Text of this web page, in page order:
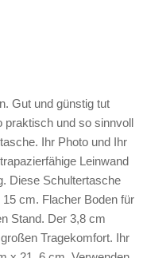
Gut und günstig tut
praktisch und so sinnvoll
Ihr Photo und Ihr
Leinwand
Diese Schultertasche
cm. Flacher Boden für
Stand. Der 3,8 cm
Tragekomfort. Ihr